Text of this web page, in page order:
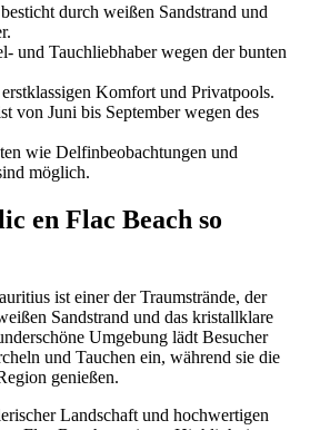
durch weißen Sandstrand und
und Tauchliebhaber wegen der bunten
Komfort und Privatpools.
von Juni bis September wegen des
wie Delfinbeobachtungen und
möglich.
en Flac Beach so
ist einer der Traumstrände, der
Sandstrand und das kristallklare
Umgebung lädt Besucher
und Tauchen ein, während sie die
genießen.
Landschaft und hochwertigen